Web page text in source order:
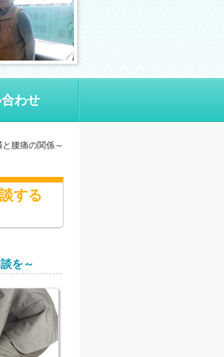
わせ
腰痛の関係～
する
を～